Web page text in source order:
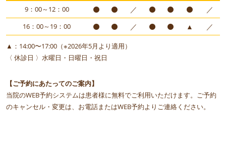
9：00～12：00
／ ／
16：00～19：00 ／ ▲ ／
▲：14:00〜17:00（※2026年5月より適用）
〈 休診日 〉水曜日・日曜日・祝日
【ご予約にあたってのご案内】
当院のWEB予約システムは患者様に無料でご利用いただけます。ご予約
のキャンセル・変更は、お電話またはWEB予約よりご連絡ください。